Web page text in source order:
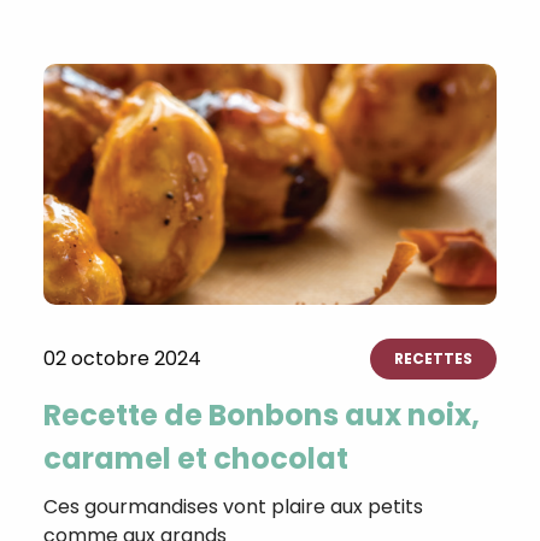
02 octobre 2024 RECETTES
Recette de Bonbons aux noix,
caramel et chocolat
Ces gourmandises vont plaire aux petits
comme aux grands